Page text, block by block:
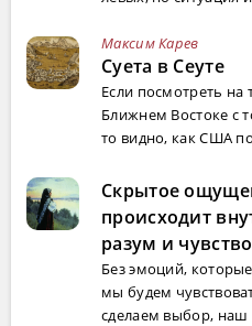
Максим Карев
Суета в Сеуте
Если посмотреть на
Ближнем Востоке с
то видно, как США
Скрытое
происходит
разум и
Без эмоций,
мы будем
сделаем выбор, наш